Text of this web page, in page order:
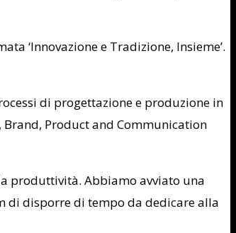
‘Innovazione e Tradizione, Insieme’.
di progettazione e produzione in
, Brand, Product and Communication
produttività. Abbiamo avviato una
di disporre di tempo da dedicare alla